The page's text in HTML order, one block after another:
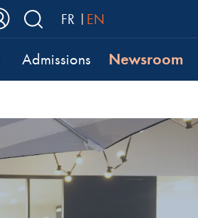
FR EN
Admissions Newsroom